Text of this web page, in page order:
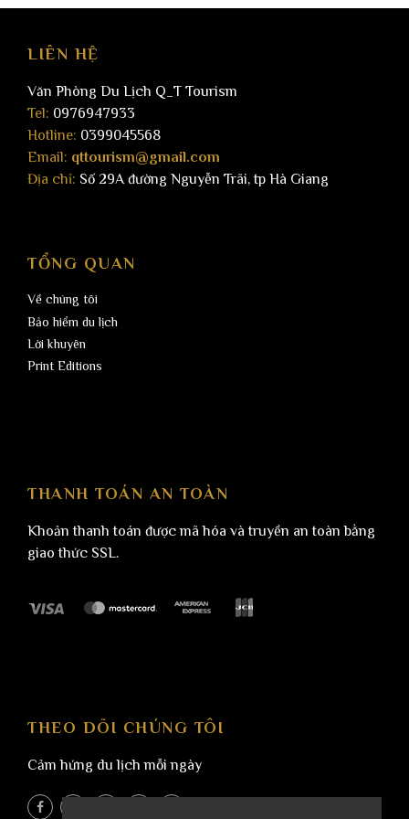
Quế
06h00: Ăn sáng và khởi hành đi chiêm ngưỡng những
cảnh đẹp hùng vĩ của Công viên địa chất toàn cầu
Cao nguyên đá Đồng Văn. Dọc đường đi Quý khách
tường trình bằng đất – nơi đã được sử dụng làm
Pao” năm 2006 của đạo diễn Ngô Quang Hải
được chuyển thể từ truyện ngắn “Tiếng đàn môi
giành được 4 giải Cánh diều vàng. Quý khách
LIÊN HỆ
Văn Phòng Du Lịch Q_T Tourism
Tel: 0976947933
Hotline: 0399045568
Email: qttourism@gmail.com
Địa chỉ: Số 29A đường Nguyễn Trãi, tp Hà Giang
TỔNG QUAN
Về chúng tôi
Bảo hiểm du lịch
Lời khuyên
Print Editions
THANH TOÁN AN TOÀN
Khoản thanh toán được mã hóa và truyền an toàn bằng
giao thức SSL.
THEO DÕI CHÚNG TÔI
Cảm hứng du lịch mỗi ngày